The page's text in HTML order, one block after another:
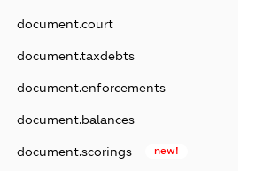
document.court
document.taxdebts
document.enforcements
document.balances
document.scorings new!